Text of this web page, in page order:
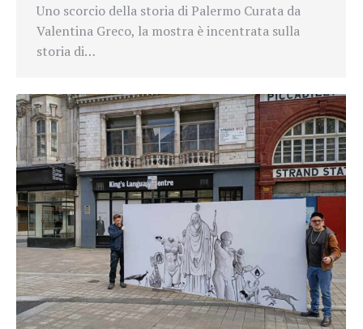
Uno scorcio della storia di Palermo Curata da
Valentina Greco, la mostra è incentrata sulla
storia di…